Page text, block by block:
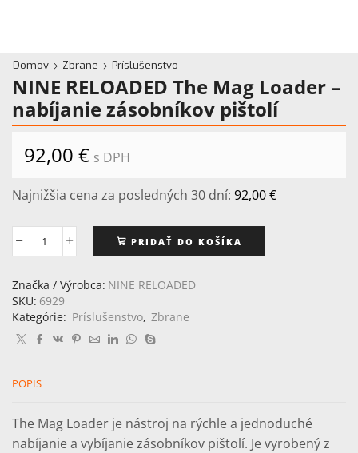
Domov Zbrane Príslušenstvo
NINE RELOADED The Mag Loader –
nabíjanie zásobníkov pištolí
92,00 € s DPH
Najnižšia cena za posledných 30 dní: 92,00€
množstvo
RELOADED
The
Mag
PRIDAŤ DO KOŠÍKA
Značka / Výrobca: NINE RELOADED
SKU: 6929
Kategórie: Príslušenstvo, Zbrane
POPIS
The Mag Loader je nástroj na rýchle a jednoduché
nabíjanie a vybíjanie zásobníkov pištolí. Je vyrobený z